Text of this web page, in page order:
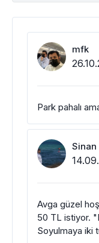
mfk
Park pahalı
Sinan
Avga güzel
50 TL istiyor.
Soyulmaya iki